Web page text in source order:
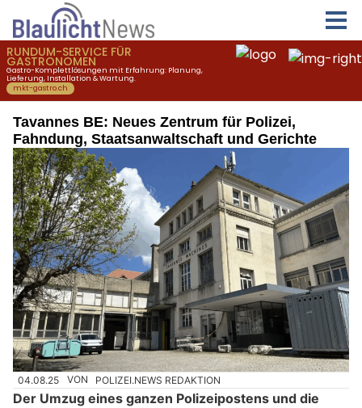
Tavannes BE: Neues Zentrum für Polizei,
Fahndung, Staatsanwaltschaft und Gerichte
04.08.25 VON POLIZEI.NEWS REDAKTION
Der Umzug eines ganzen Polizeipostens und die